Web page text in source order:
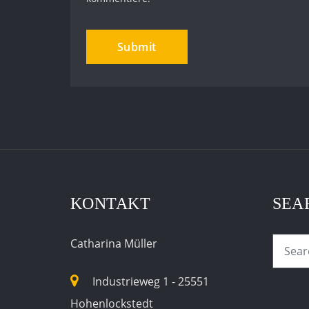
KONTAKT
Catharina Müller
Industrieweg 1 - 25551
Hohenlockstedt